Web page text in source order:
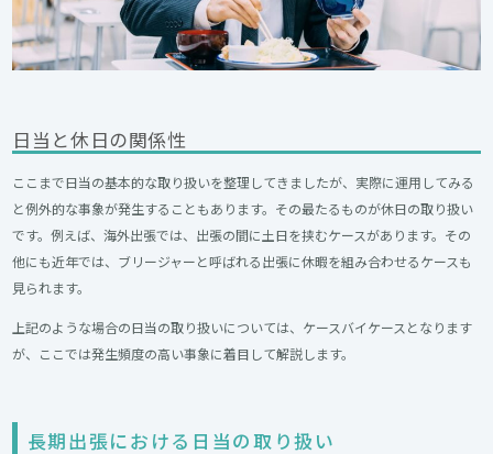
日当と休日の関係性
ここまで日当の基本的な取り扱いを整理してきましたが、実際に運用してみる
と例外的な事象が発生することもあります。その最たるものが休日の取り扱い
です。例えば、海外出張では、出張の間に土日を挟むケースがあります。その
他にも近年では、ブリージャーと呼ばれる出張に休暇を組み合わせるケースも
見られます。
上記のような場合の日当の取り扱いについては、ケースバイケースとなります
が、ここでは発生頻度の高い事象に着目して解説します。
長期出張における日当の取り扱い